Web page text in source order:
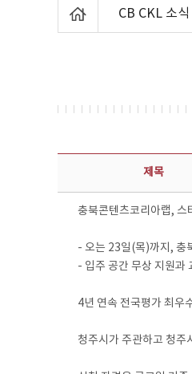
CB CKL 소식
보도자료 상세보기 - 제목, 담당부서, 담당자, 담당연락처, 내용, 첨부파일 정보 제공
제목
충북콘텐츠코리아랩, 스
- 오는 23일(목)까지, 충
- 입주 공간 무상 지원과
4년 연속 전국평가 최우
청주시가 주관하고 청주